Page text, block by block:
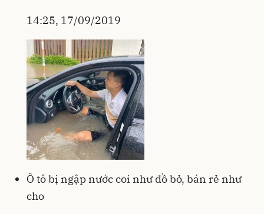
14:25, 17/09/2019
Ô tô bị ngập nước coi như đồ bỏ, bán rẻ như
cho